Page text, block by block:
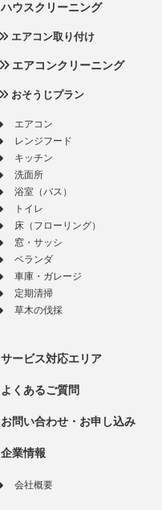
ハウスクリーニング
エアコン取り付け
エアコンクリーニング
おそうじプラン
エアコン
レンジフード
キッチン
洗面所
浴室（バス）
トイレ
床（フローリング）
窓・サッシ
ベランダ
車庫・ガレージ
定期清掃
草木の伐採
サービス対応エリア
よくあるご質問
お問い合わせ・お申し込み
企業情報
会社概要